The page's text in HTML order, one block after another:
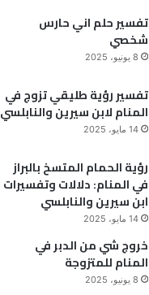
تفسير حلم اني حارس
شخصي
8 يونيو، 2025
تفسير رؤية طليقي تزوج في
المنام لابن سيرين والنابلسي
14 مايو، 2025
رؤية الحمام المتسخ بالبراز
في المنام: دلالات وتفسيرات
ابن سيرين والنابلسي
14 مايو، 2025
خروج شي من الدبر في
المنام للمتزوجة
8 يونيو، 2025